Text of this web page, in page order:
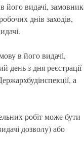
його видачі, замовник
днів заходів,
в його видачі,
день з дня реєстрації
а
робіт може бути
дозволу) або